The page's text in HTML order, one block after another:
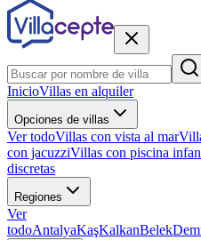
InicioVillas en alquiler
Opciones de villas
Ver todoVillas con vista al mar
con jacuzziVillas con piscina
discretas
Regiones
Ver
todoAntalyaKaşKalkanBelek